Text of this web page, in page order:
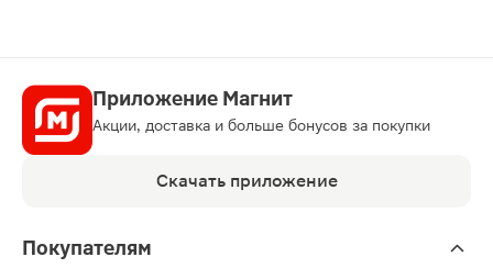
Приложение Магнит
Акции, доставка и больше бонусов за покупки
Скачать приложение
Покупателям